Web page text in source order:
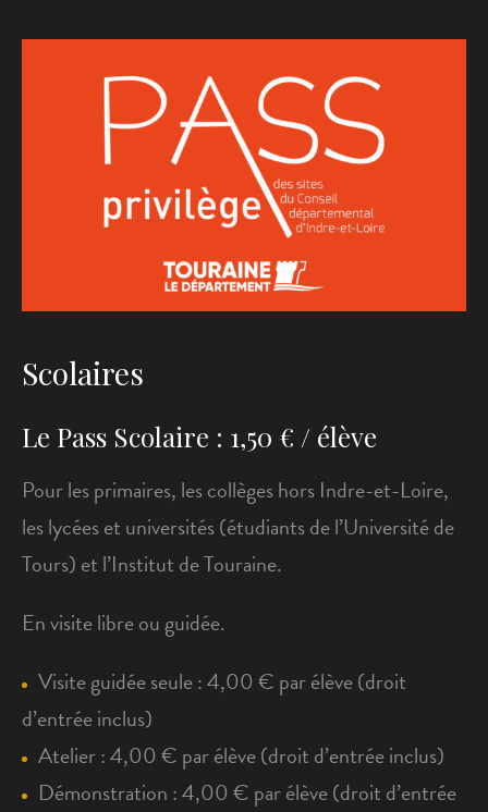
Scolaires
Le Pass Scolaire : 1,50 € / élève
Pour les primaires, les collèges hors Indre-et-Loire,
les lycées et universités (étudiants de l’Université de
Tours) et l’Institut de Touraine.
En visite libre ou guidée.
Visite guidée seule : 4,00 € par élève (droit
d’entrée inclus)
Atelier : 4,00 € par élève (droit d’entrée inclus)
Démonstration : 4,00 € par élève (droit d’entrée